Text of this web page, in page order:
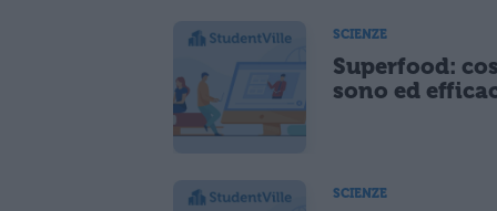
SCIENZE
Superfood:
sono ed
SCIENZE